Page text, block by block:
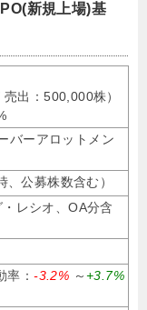
新規上場)基
出：500,000株）
バーアロットメン
公募株数含む）
レシオ、OA分含
率：-3.2% ～+3.7%